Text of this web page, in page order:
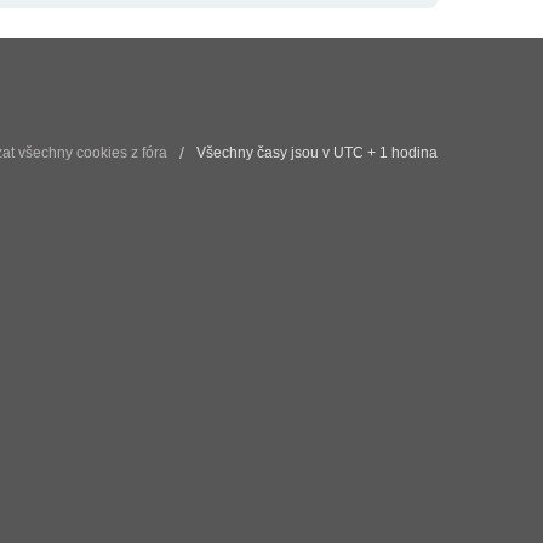
všechny cookies z fóra Všechny časy jsou v UTC + 1 hodina